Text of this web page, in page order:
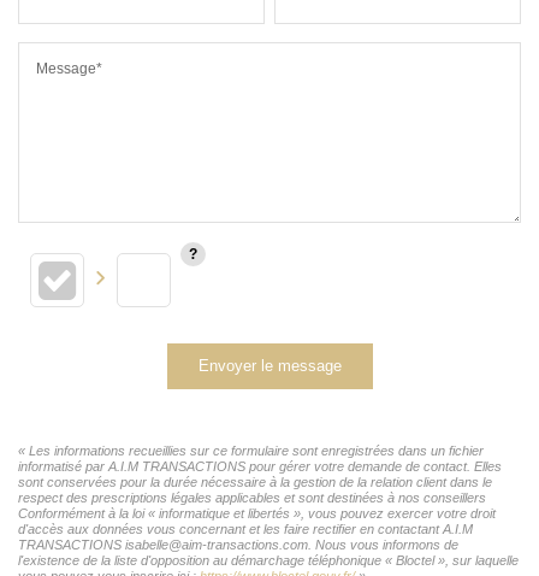
Message*
Envoyer le message
« Les informations recueillies sur ce formulaire sont enregistrées dans un fichier
informatisé par A.I.M TRANSACTIONS pour gérer votre demande de contact. Elles
sont conservées pour la durée nécessaire à la gestion de la relation client dans le
respect des prescriptions légales applicables et sont destinées à nos conseillers
Conformément à la loi « informatique et libertés », vous pouvez exercer votre droit
d'accès aux données vous concernant et les faire rectifier en contactant A.I.M
TRANSACTIONS isabelle@aim-transactions.com. Nous vous informons de
l'existence de la liste d'opposition au démarchage téléphonique « Bloctel », sur laquelle